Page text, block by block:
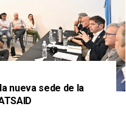
nueva sede de la